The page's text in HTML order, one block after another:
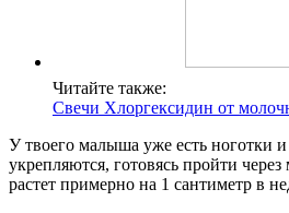
Читайте также:
Свечи Хлоргексидин от
У твоего малыша уже есть ноготки и
укрепляются, готовясь пройти
растет примерно на 1 сантиметр в